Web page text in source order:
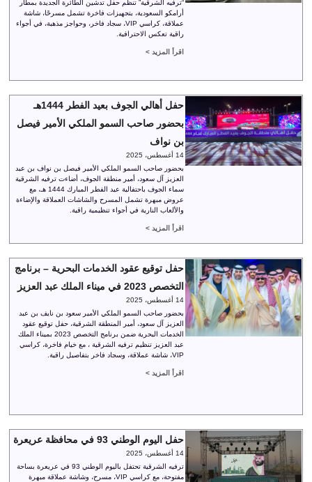
“ترفيه الشرقية” تنظم حفل تدشين الطائرة الجديدة بمطار
أرامكو السعودية، بتجهيزات فاخرة تشمل مسرحًا، شاشة
عملاقة، كراسي VIP، سجاد فاخر، وحواجز مذهبة، في أجواء
راقية تعكس الاحترافية.
اقرأ المزيد >
حفل أهالي الجوف بعيد الفطر 1444هـ
بحضور صاحب السمو الملكي الأمير فيصل
بن نواف
14 أغسطس، 2025
بحضور صاحب السمو الملكي الأمير فيصل بن نواف بن عبد
العزيز آل سعود، أمير منطقة الجوف، أضاءت ترفيه الشرقية
سماء الجوف باحتفالية عيد الفطر المبارك 1444 هـ، مع
عروض مبهرة تشمل المسرح والشاشات العملاقة والإضاءة
والألعاب النارية في أجواء تنظيمية راقية.
اقرأ المزيد >
حفل توقيع عقود الخدمات البحرية – برنامج
التخصص 2023 في ميناء الملك عبد العزيز
14 أغسطس، 2025
بحضور صاحب السمو الملكي الأمير سعود بن نايف بن عبد
العزيز آل سعود، أمير المنطقة الشرقية، حفل توقيع عقود
الخدمات البحرية ضمن برنامج التخصص 2023 بميناء الملك
عبد العزيز تنظيم ترفيه الشرقية ، مع خيام فاخرة، كراسي
VIP، شاشة عملاقة، وسجاد فاخر بتفاصيل راقية.
اقرأ المزيد >
حفل اليوم الوطني 93 في محافظة عريعرة
14 أغسطس، 2025
ترفيه الشرقية تحتفل باليوم الوطني 93 في عريعرة بساحة
مفتوحة، مع كراسي VIP، مسرح، وشاشة عملاقة مبهرة